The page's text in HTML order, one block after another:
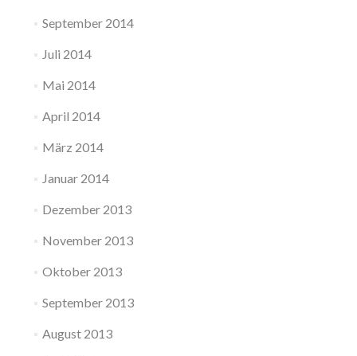
September 2014
Juli 2014
Mai 2014
April 2014
März 2014
Januar 2014
Dezember 2013
November 2013
Oktober 2013
September 2013
August 2013